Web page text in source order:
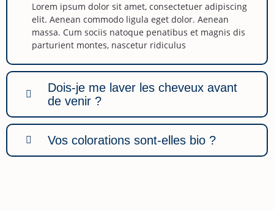
Lorem ipsum dolor sit amet, consectetuer adipiscing
elit. Aenean commodo ligula eget dolor. Aenean
massa. Cum sociis natoque penatibus et magnis dis
parturient montes, nascetur ridiculus
Dois-je me laver les cheveux avant
de venir ?
Vos colorations sont-elles bio ?